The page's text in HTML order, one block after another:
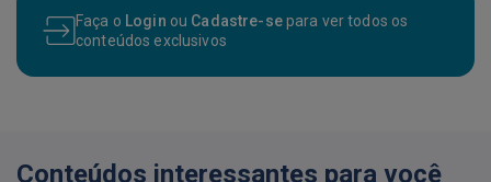
Faça o Login ou Cadastre-separa ver todos os
conteúdos exclusivos
Conteúdos interessantes para você